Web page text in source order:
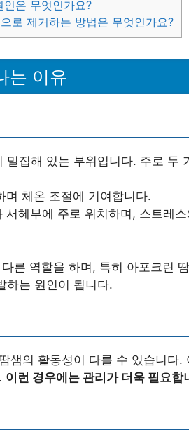
은 무엇인가요?
로 제거하는 방법은 무엇인가요?
는 이유
밀집해 있는 부위입니다. 주로 두
며 체온 조절에 기여합니다.
서혜부에 주로 위치하며, 스트레
른 역할을 하며, 특히 아포크린
하는 원인이 됩니다.
샘의 활동성이 다를 수 있습니다.
이런 경우에는 관리가 더욱 필요합